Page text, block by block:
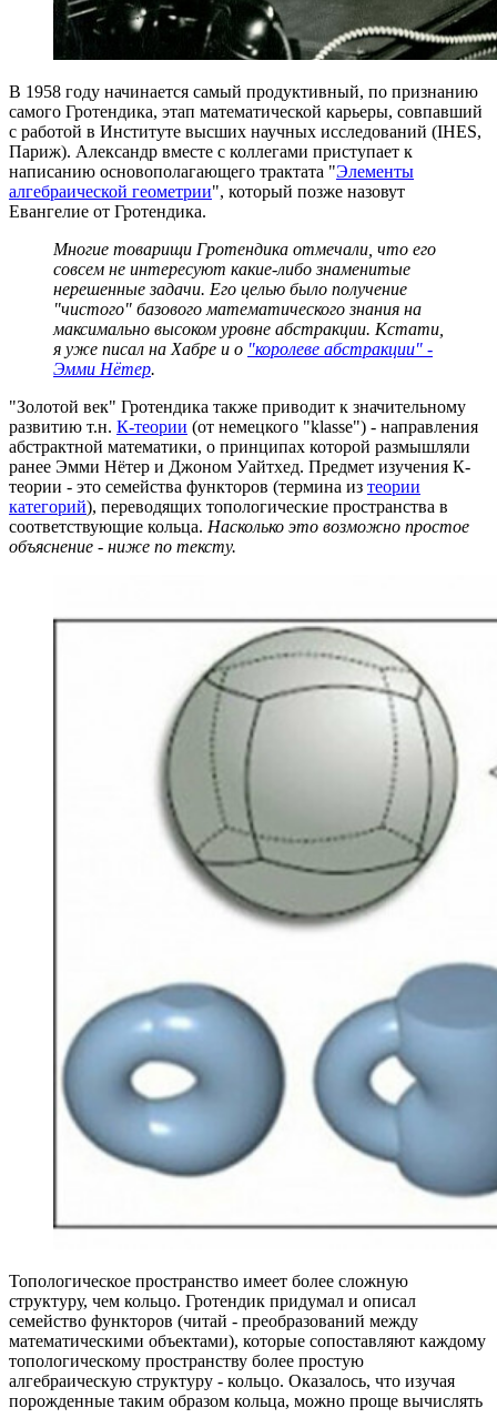
В 1958 году начинается самый продуктивный, по признанию
самого Гротендика, этап математической карьеры, совпавший
с работой в Институте высших научных исследований (IHES,
Париж). Александр вместе с коллегами приступает к
написанию основополагающего трактата "Элементы
алгебраической геометрии", который позже назовут
Евангелие от Гротендика.
Многие товарищи Гротендика отмечали, что его
совсем не интересуют какие-либо знаменитые
нерешенные задачи. Его целью было получение
"чистого" базового математического знания на
максимально высоком уровне абстракции. Кстати,
я уже писал на Хабре и о "королеве абстракции" -
Эмми Нётер.
"Золотой век" Гротендика также приводит к значительному
развитию т.н. К-теории (от немецкого "klasse") - направления
абстрактной математики, о принципах которой размышляли
ранее Эмми Нётер и Джоном Уайтхед. Предмет изучения К-
теории - это семейства функторов (термина из теории
категорий), переводящих топологические пространства в
соответствующие кольца. Насколько это возможно простое
объяснение - ниже по тексту.
Топологическое пространство имеет более сложную
структуру, чем кольцо. Гротендик придумал и описал
семейство функторов (читай - преобразований между
математическими объектами), которые сопоставляют каждому
топологическому пространству более простую
алгебраическую структуру - кольцо. Оказалось, что изучая
порожденные таким образом кольца, можно проще вычислять